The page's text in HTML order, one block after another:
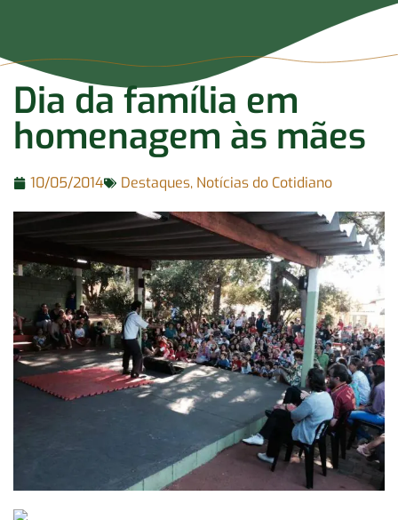
Dia da família em
homenagem às mães
10/05/2014 Destaques, Notícias do Cotidiano